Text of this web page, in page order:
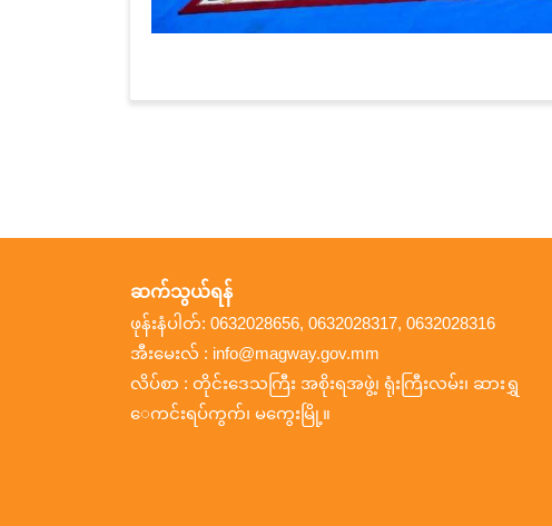
ဆက်သွယ်ရန်
ဖုန်းနံပါတ်: 0632028656, 0632028317, 0632028316
အီးမေးလ် : info@magway.gov.mm
လိပ်စာ : တိုင်းဒေသကြီး အစိုးရအဖွဲ့၊ ရုံးကြီးလမ်း၊ ဆားရွှ
ေကင်းရပ်ကွက်၊ မကွေးမြို့။